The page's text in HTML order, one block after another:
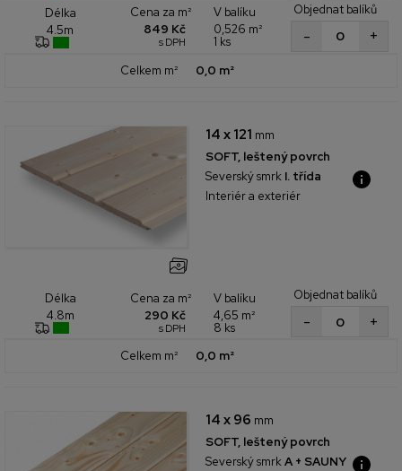
Délka
4.5m
Cena za m²
849 Kč
s DPH
V balíku
0,526 m²
1 ks
Objednat balíků
+
-
Celkem m² 0,0 m²
14 x 121 mm
SOFT, leštený povrch
Severský smrk I. třída
Interiér a exteriér
Délka
4.8m
Cena za m²
290 Kč
s DPH
V balíku
4,65 m²
8 ks
Objednat balíků
+
-
Celkem m² 0,0 m²
14 x 96 mm
SOFT, leštený povrch
Severský smrkA + SAUNY